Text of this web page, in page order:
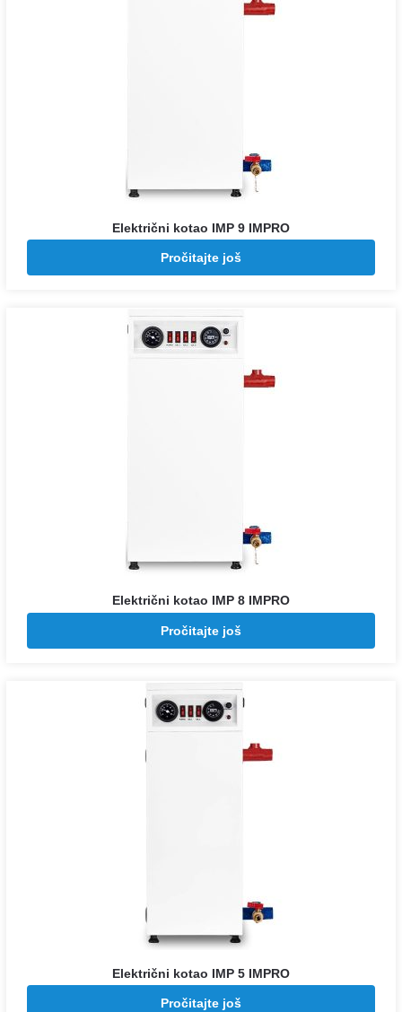
Električni kotao IMP 9 IMPRO
Pozovite za cenu
Pročitajte još
Električni kotao IMP 8 IMPRO
Pozovite za cenu
Pročitajte još
Električni kotao IMP 5 IMPRO
Pozovite za cenu
Pročitajte još